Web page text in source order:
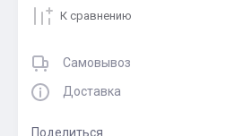
К сравнению
Самовывоз
Доставка
Поделиться